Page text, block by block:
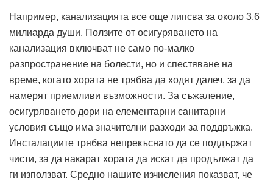
Например, канализацията все още липсва за около 3,6
милиарда души. Ползите от осигуряването на
канализация включват не само по-малко
разпространение на болести, но и спестяване на
време, когато хората не трябва да ходят далеч, за да
намерят приемливи възможности. За съжаление,
осигуряването дори на елементарни санитарни
условия също има значителни разходи за поддръжка.
Инсталациите трябва непрекъснато да се поддържат
чисти, за да накарат хората да искат да продължат да
ги използват. Средно нашите изчисления показват, че